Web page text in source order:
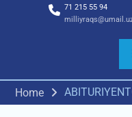
71 215 55 94
Home